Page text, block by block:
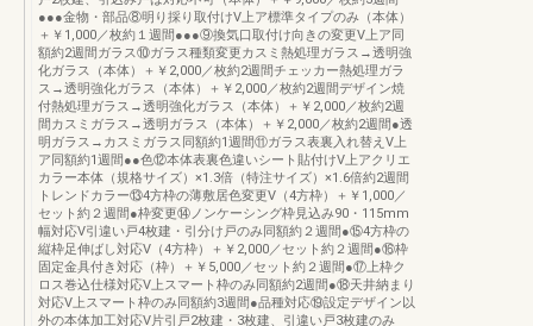
●●●金物・部品⑧明り採り取付けV上ア標準タイプのみ（本体）
＋￥1,000／枚約１週間●●●⑨換気口取付け向きの変更V上ア同
額約2週間ガラス⑩ガラス種類変更カスミ熱処理ガラス→透明強
化ガラス（本体）＋￥2,000／枚約2週間チェッカー熱処理ガラ
ス→透明強化ガラス（本体）＋￥2,000／枚約2週間デザイン焼
付熱処理ガラス→透明強化ガラス（本体）＋￥2,000／枚約2週
間カスミガラス→透明ガラス（本体）＋￥2,000／枚約2週間●透
明ガラス→カスミガラス同額約1週間⑪ガラス表裏入れ替えV上
ア同額約1週間●●色⑫本体表裏色違いシート貼付けV上アクリエ
カラー本体（規格サイズ）×1.3倍（特注サイズ）×1.6倍約2週間
トレンドカラー⑬4方枠の薄敷居色変更V（4方枠）＋￥1,000／
セット約２週間●枠変更⑭ノンケーシング枠見込み90・115mm
幅対応V引違い戸4枚建・引分け戸のみ同額約２週間●⑮4方枠の
縦枠足伸ばし対応V（4方枠）＋￥2,000／セット約２週間●⑯枠
固定金具付き対応（枠）＋￥5,000／セット約２週間●⑰上枠ク
ロス巻込仕様対応V上スマート枠のみ同額約2週間●⑱天井納まり
対応V上スマート枠のみ同額約3週間●品種対応⑲設定デザイン以
外の本体加工対応V片引戸2枚建・3枚建、引違い戸3枚建のみ